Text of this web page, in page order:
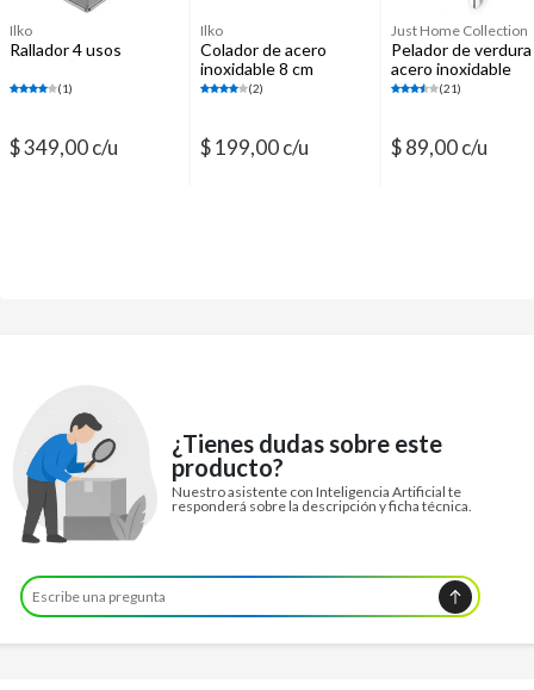
Ilko
Rallador 4 usos
(1)
$ 349,00 c/u
Ilko
Colador de acero
inoxidable 8 cm
(2)
$ 199,00 c/u
Just Home Collection
Pelador de
acero inoxidable
(21)
$ 89,00 c/u
¿Tienes dudas sobre este
producto?
Nuestro asistente con Inteligencia Artificial te
responderá sobre la descripción y ficha técnica.